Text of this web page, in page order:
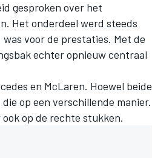
gesproken over het
Het onderdeel werd steeds
voor de prestaties. Met de
echter opnieuw centraal
en McLaren. Hoewel beide
op een verschillende manier.
op de rechte stukken.